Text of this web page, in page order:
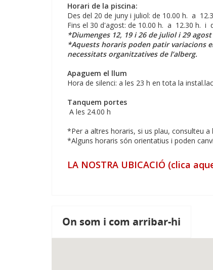
Horari de la piscina:
Des del 20 de juny i juliol: de 10.00 h. a
Fins el 30 d'agost: de 10.00 h. a 12.30 h. i
*Diumenges 12, 19 i 26 de juliol i 29
*Aquests horaris poden patir variacions
necessitats organitzatives de l’alberg.
Apaguem el llum
Hora de silenci: a les 23 h en tota la
Tanquem portes
A les 24.00 h
*Per a altres horaris, si us plau, consulteu a
*Alguns horaris són orientatius i poden
LA NOSTRA UBICACIÓ (clica
On som i com arribar-hi